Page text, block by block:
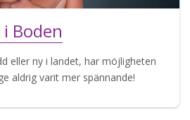
Boden
eller ny i landet, har möjligheten
aldrig varit mer spännande!